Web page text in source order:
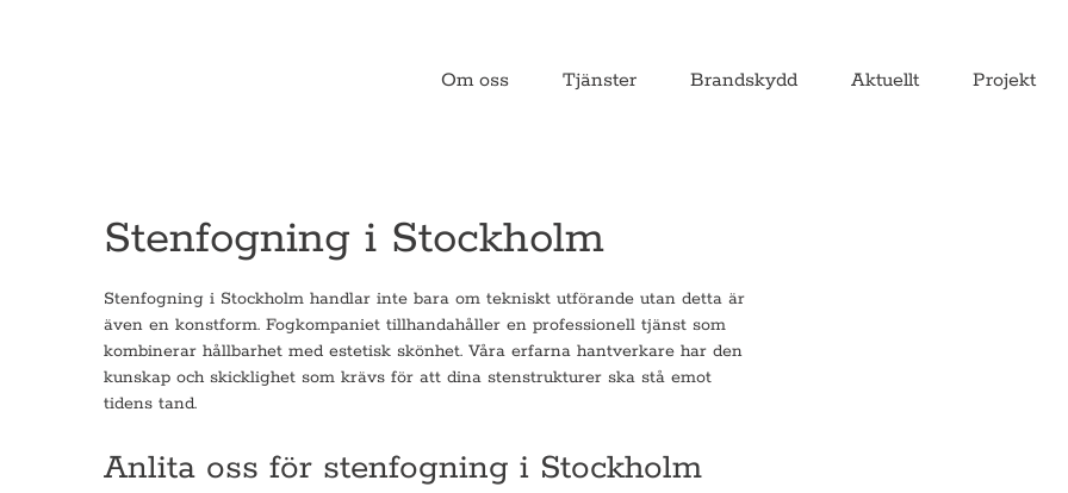
Om oss Tjänster Brandskydd Aktuellt Projekt
Stenfogning i Stockholm handlar inte bara om tekniskt utförande utan detta är
även en konstform. Fogkompaniet tillhandahåller en professionell tjänst som
kombinerar hållbarhet med estetisk skönhet. Våra erfarna hantverkare har den
kunskap och skicklighet som krävs för att dina stenstrukturer ska stå emot
tidens tand.
Anlita oss för stenfogning i Stockholm
Stenfogning i Stockholm